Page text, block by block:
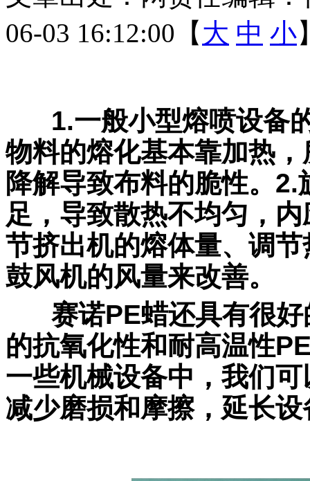
06-03 16:12:00【 大 中 小
1.一般小型熔喷设备
物料的熔化基本靠加热
降解导致布料的脆性。
足，导致散热不均匀，
节挤出机的熔体量、调
鼓风机的风量来改善
赛诺PE蜡还具有很
的抗氧化性和耐高温性
一些机械设备中，我们
减少磨损和摩擦，延长